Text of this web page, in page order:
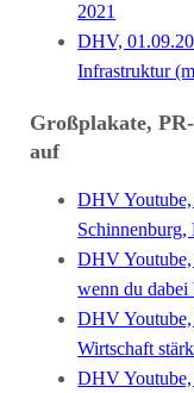
2021
DHV,
Infrastruktur
Großplakate,
auf
DHV
Schinnenburg,
DHV
wenn du dabei
DHV
Wirtschaft
DHV